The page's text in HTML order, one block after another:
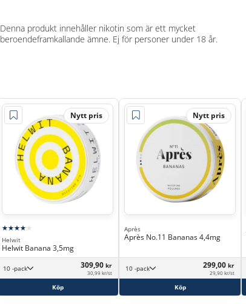
Denna produkt innehåller nikotin som är ett mycket
beroendeframkallande ämne. Ej för personer under 18 år.
Nytt pris
Helwit
Helwit Banana 3,5mg
10 -pack 309,90 kr
30,99 kr/st
Köp
Nytt pris
Après
Après No.11 Bananas 4,4mg
10 -pack 299,00 kr
29,90 kr/st
Köp